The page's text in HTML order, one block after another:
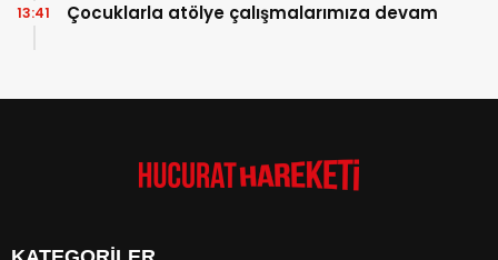
Çocuklarla atölye çalışmalarımıza devam
13:41